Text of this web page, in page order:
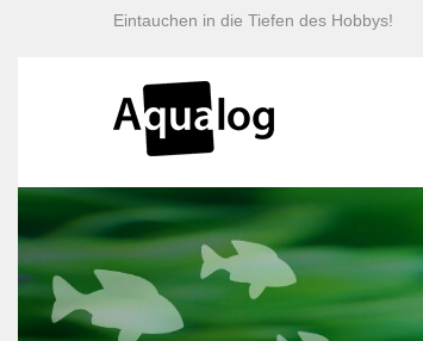
Eintauchen in die Tiefen des Hobbys!